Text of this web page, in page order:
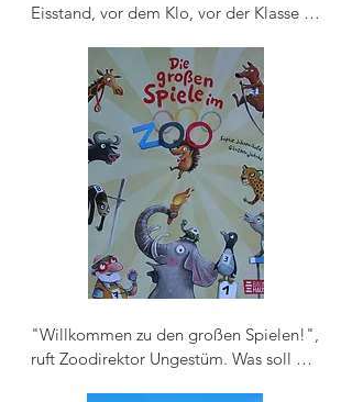
Eisstand, vor dem Klo, vor der Klasse ...
ein Schrei-Känguru, ein drängelndes
Erdferkel. Soll die Langhals-Giraffe die
Schlange wechseln? Und was, wenn
eine richtige Schlange Schlange steht?
"Willkommen zu den großen Spielen!",
ruft Zoodirektor Ungestüm. Was soll